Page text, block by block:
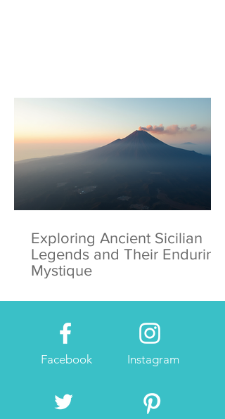
Exploring Ancient Sicilian
Legends and Their Enduring
Mystique
Facebook Instagram